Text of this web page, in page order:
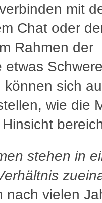
mit
Chat oder
Rahmen der
etwas
können sich
wie die
stehen in
nach vielen